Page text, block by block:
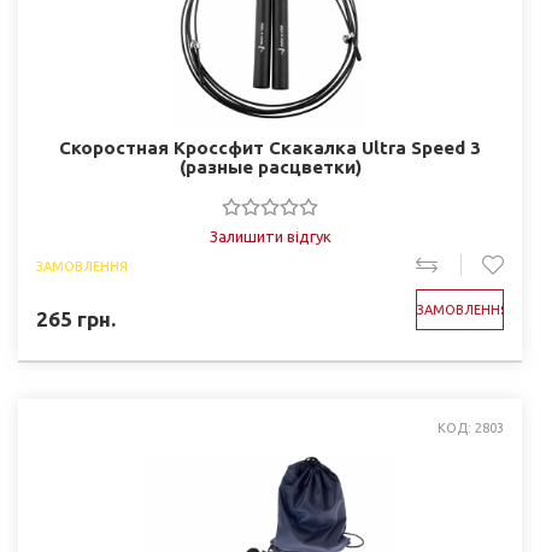
Скоростная Кроссфит Скакалка Ultra Speed 3
(разные расцветки)
Залишити відгук
ЗАМОВЛЕННЯ
265 грн. ЗАМОВЛЕННЯ
КОД: 2803